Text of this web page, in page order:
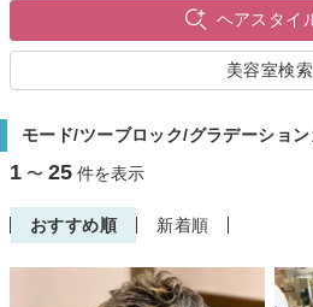
ヘアスタイ
美容室検索
モード/ツーブロック/グラデーショ
1 〜 25 件を表示
おすすめ順 新着順